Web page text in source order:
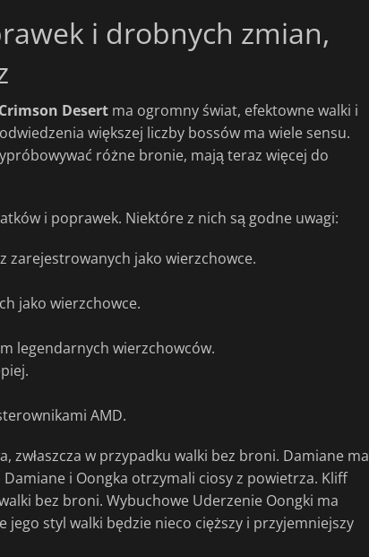
i drobnych zmian,
Crimson Desert ma ogromny świat, efektowne walki i
większej liczby bossów ma wiele sensu.
różne bronie, mają teraz więcej do
i poprawek. Niektóre z nich są godne uwagi:
zarejestrowanych jako wierzchowce.
jako wierzchowce.
legendarnych wierzchowców.
AMD.
w przypadku walki bez broni. Damiane ma
i Oongka otrzymali ciosy z powietrza. Kliff
bez broni. Wybuchowe Uderzenie Oongki ma
styl walki będzie nieco cięższy i przyjemniejszy